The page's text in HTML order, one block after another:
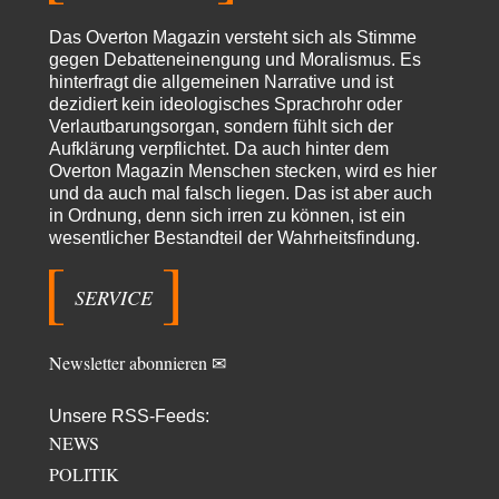
»Der freie Wille ist ein Mythos«
Rrrrrrichtig: Kritik am Chef und Du wirst exkludiert. Ein typischer
Schulterklopferblog. Wer wie Herr Erdmann…
Platons Sokratesvor 16 Stunden zu:
Die Revolution, die nie scheiterte
Es gibt 3 Arten von Freiheit: die geistige ,die seelische und die physische.
Man darf…
Erzengelinvor 17 Stunden zu:
Leihmutterschaft als Zweig des Transhumanismus
es ist zum verzweifeln. so widerlich. ekelhaft, grausam. wahrscheinlich
emil
vor 19 Stunden zu:
Zum Nordsee-Whisky geht auch prima ein Matjesbrötchen, ich hab's für
emilvor 21 Stunden zu:
Absurde Debatte um Ceuta-„Invasion“ durch Marokko
vertieft EU-Spaltung
China sagt jetzt auch etwas: Interessant ist vor allem die offizielle
Das Overton Magazin versteht sich als Stimme
gegen Debatteneinengung und Moralismus. Es
hinterfragt die allgemeinen Narrative und ist
dezidiert kein ideologisches Sprachrohr oder
Verlautbarungsorgan, sondern fühlt sich der
Aufklärung verpflichtet. Da auch hinter dem
Overton Magazin Menschen stecken, wird es hier
und da auch mal falsch liegen. Das ist aber auch
in Ordnung, denn sich irren zu können, ist ein
wesentlicher Bestandteil der Wahrheitsfindung.
SERVICE
Newsletter abonnieren ✉
Unsere RSS-Feeds:
NEWS
POLITIK